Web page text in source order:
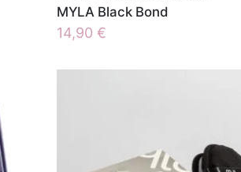
MYLA Black Bond
14,90 €